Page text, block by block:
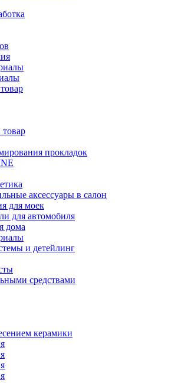
прокладок
аксессуары в салон
для моек
для автомобиля
дома
и детейлинг
средствами
керамики